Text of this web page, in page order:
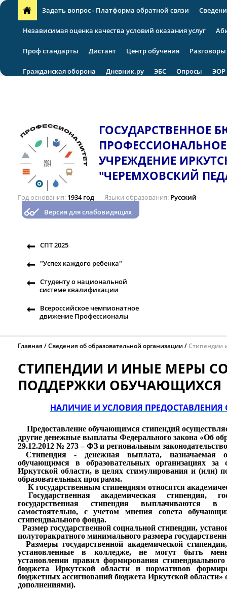
Задать вопрос - Платформа обратной связи
Независимая оценка качества условий оказания услуг
Проф стандарты Дистант Центр обучения
Гражданская оборона Дневник.ру ЭБС Опросы ЭОР
ГОСУДАРСТВЕННОЕ
УЧРЕЖДЕНИЕ
"ЧЕРЕМХОВСКИЙ
Год основания 1934 год Языки образования Русский
Версия для слабовидящих
СПТ 2025
"Успех каждого ребенка"
Студенту о национальной
системе квалификации
Всероссийское чемпионатное
движение Профессионалы
Главная Сведения об образовательной организации Стипендии
СТИПЕНДИИ И ИНЫЕ МЕРЫ
ПОДДЕРЖКИ ОБУЧАЮЩИХСЯ
НАЛИЧИЕ И УСЛОВИЯ
Предоставление обучающимся стипендий
другие денежные выплаты Федерального закона «Об
29.12.2012 № 273 – ФЗ и региональным
Стипендия - денежная выплата, назначаемая
обучающимся в образовательных организациях за
Иркутской области, в целях стимулирования и (или)
образовательных программ.
К государственным стипендиям относятся
Государственная академическая стипендия,
государственная стипендия выплачиваются
самостоятельно, с учетом мнения совета
стипендиального фонда.
Размер государственной социальной стипендии,
полуторакратного минимального размера
Размеры государственной академической
установленные в колледже, не могут быть
установлении правил формирования
бюджета Иркутской области и нормативов
бюджетных ассигнований бюджета Иркутской области»
дополнениями).